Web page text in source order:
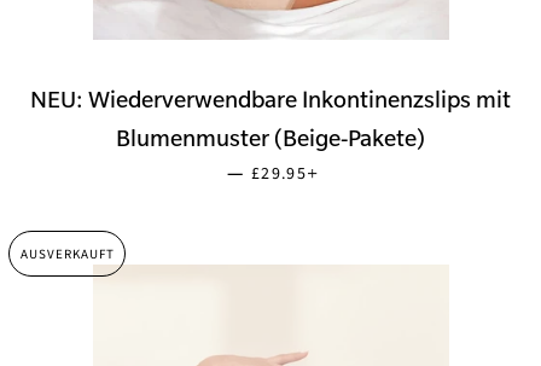
NEU: Wiederverwendbare Inkontinenzslips mit
Blumenmuster (Beige-Pakete)
— SONDERPREIS
£29.95
AUSVERKAUFT